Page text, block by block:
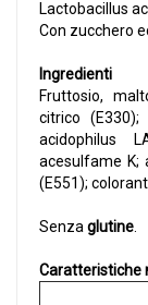
Lactobacillus
Con zucchero
Ingredienti
Fruttosio,
citrico
acidophilus
acesulfame K;
(E551);
Senzaglutine.
Caratteristiche